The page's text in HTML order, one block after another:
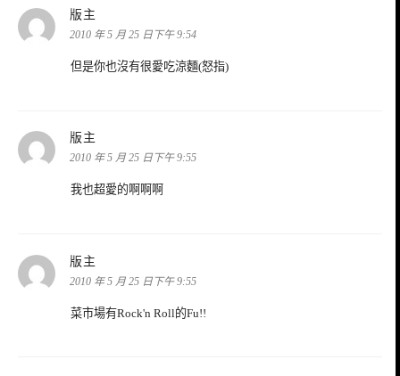
版主
示:
2010 年 5 月 25 日下午 9:54
但是你也沒有很愛吃涼麵(怒指)
版主
示:
2010 年 5 月 25 日下午 9:55
我也超愛的啊啊啊
版主
示:
2010 年 5 月 25 日下午 9:55
菜市場有Rock'n Roll的Fu!!